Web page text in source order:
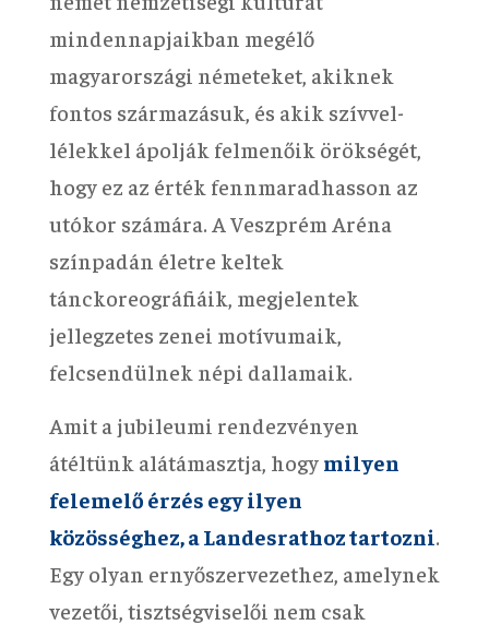
mindennapjaikban megélő
magyarországi németeket, akiknek
fontos származásuk, és akik szívvel-
lélekkel ápolják felmenőik örökségét,
hogy ez az érték fennmaradhasson az
utókor számára. A Veszprém Aréna
színpadán életre keltek
tánckoreográfiáik, megjelentek
jellegzetes zenei motívumaik,
felcsendülnek népi dallamaik.
Amit a jubileumi rendezvényen
átéltünk alátámasztja, hogy milyen
felemelő érzés egy ilyen
közösséghez, a Landesrathoz tartozni.
Egy olyan ernyőszervezethez, amelynek
vezetői, tisztségviselői nem csak